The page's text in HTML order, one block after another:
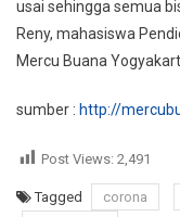
usai sehingga semua
Reny, mahasiswa
Mercu Buana
sumber : http://
Post Views: 2,491
Tagged corona